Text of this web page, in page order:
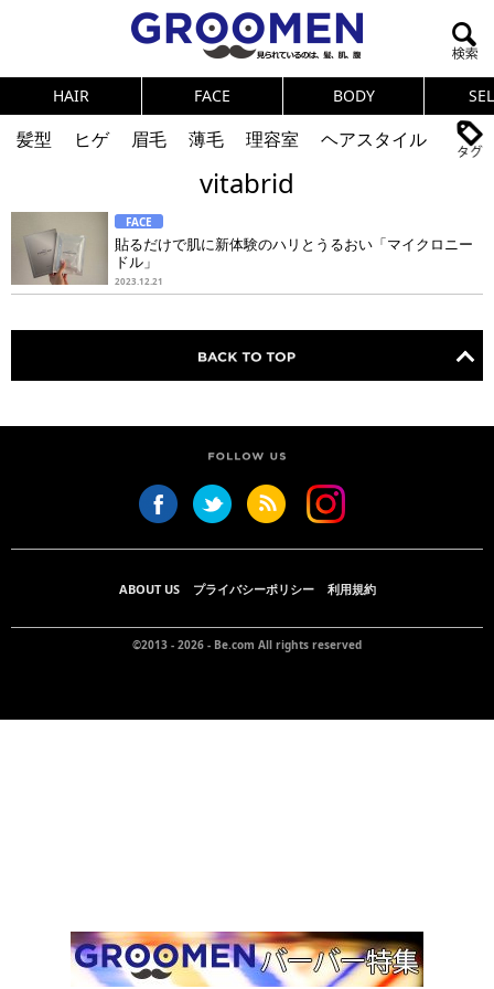
HAIR FACE BODY
髪型 ヒゲ 眉毛 薄毛 理容室
ヘアスタイル
ニオイ
連載
メンズコスメ
NEWS PICK UP 筋肉
女の本音
テストステロン
健康
スキンケア 食事
調査結果
トレーニング
好印象な男
頭皮ケア
ダイエット
理容室
vitabrid
FACE
貼るだけで肌に新体験のハリとうるおい「マイクロニー
ドル」
2023.12.21
ABOUT US プライバシーポリシー 利用規約
©2013 - 2026 - Be.com All rights reserved